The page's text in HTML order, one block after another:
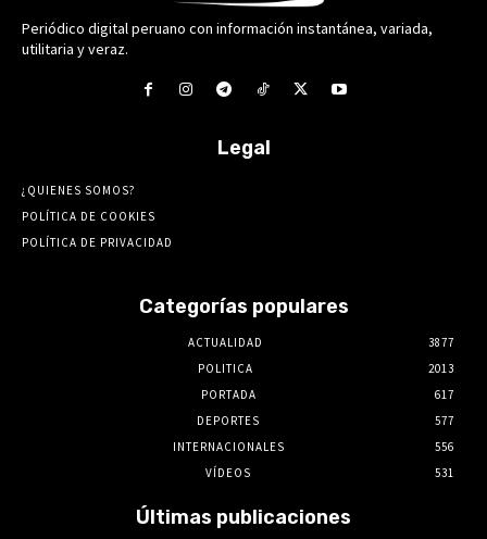
Periódico digital peruano con información instantánea, variada,
utilitaria y veraz.
Legal
¿QUIENES SOMOS?
POLÍTICA DE COOKIES
POLÍTICA DE PRIVACIDAD
Categorías populares
ACTUALIDAD
3877
POLITICA
2013
PORTADA
617
DEPORTES
577
INTERNACIONALES
556
VÍDEOS
531
Últimas publicaciones